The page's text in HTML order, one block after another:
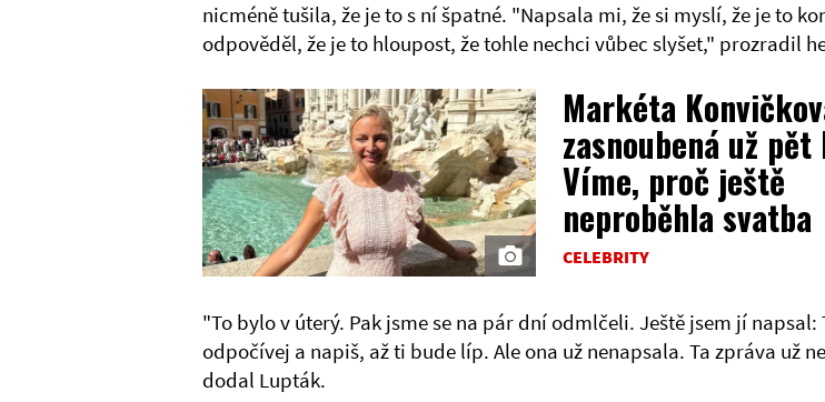
nicméně tušila, že je to s ní špatné. "Napsala mi, že si myslí, že je to
odpověděl, že je to hloupost, že tohle nechci vůbec slyšet," prozradil
Markéta
zasnoubená už
Víme, proč ještě
neproběhla svatba
CELEBRITY
"To bylo v úterý. Pak jsme se na pár dní odmlčeli. Ještě jsem jí napsal:
odpočívej a napiš, až ti bude líp. Ale ona už nenapsala. Ta zpráva už
dodal Lupták.